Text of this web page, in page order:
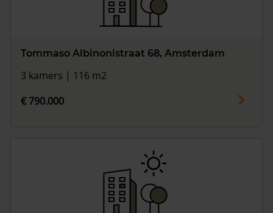
Tommaso Albinonistraat 68, Amsterdam
3 kamers | 116 m2
€ 790.000